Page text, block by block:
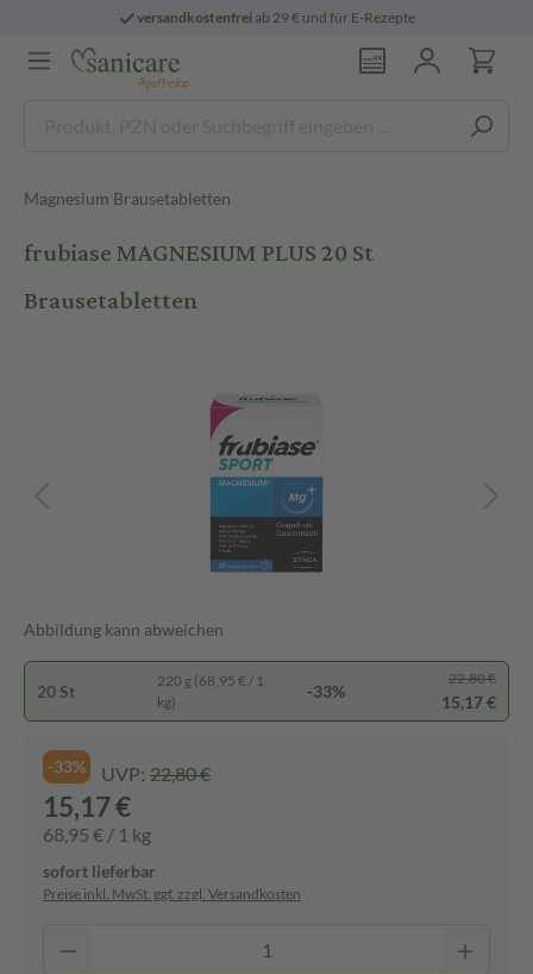
versandkostenfreiab 29 € und für E-Rezepte
Magnesium Brausetabletten
frubiase MAGNESIUM PLUS 20 St
Brausetabletten
Abbildung kann abweichen
20 St
220 g (68,95 € / 1
kg)
-33%
22,80 €
15,17 €
-33% UVP: 22,80 €
15,17 €
68,95 € / 1 kg
sofort lieferbar
Preise inkl. MwSt. ggf. zzgl. Versandkosten